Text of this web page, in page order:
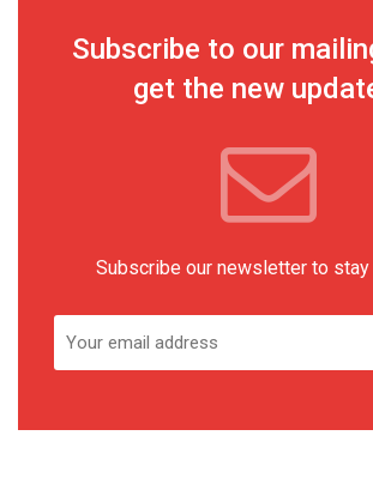
Subscribe to our
get the new
Subscribe our newsletter to stay